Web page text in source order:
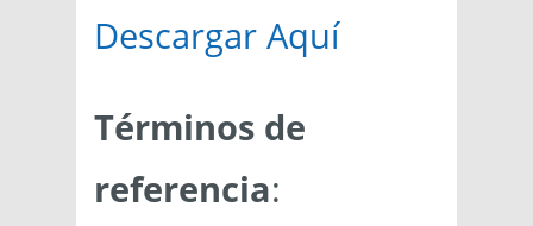
Descargar Aquí
Términos de
referencia: